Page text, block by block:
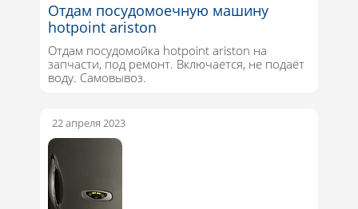
Отдам посудомоечную машину
hotpoint ariston
Отдам посудомойка hotpoint ariston на
запчасти, под ремонт. Включается, не подаёт
воду. Самовывоз.
22 апреля 2023